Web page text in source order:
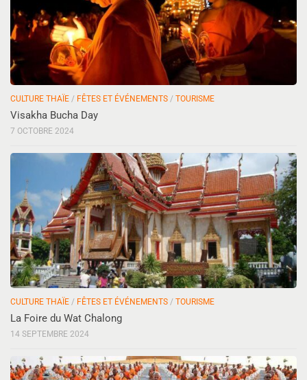
CULTURE THAÏE / FÊTES ET ÉVÉNEMENTS / TOURISME
Visakha Bucha Day
7 OCTOBRE 2024
CULTURE THAÏE / FÊTES ET ÉVÉNEMENTS / TOURISME
La Foire du Wat Chalong
14 SEPTEMBRE 2024